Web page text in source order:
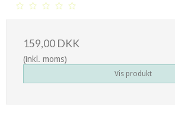
159,00 DKK
(inkl. moms)
Vis produkt